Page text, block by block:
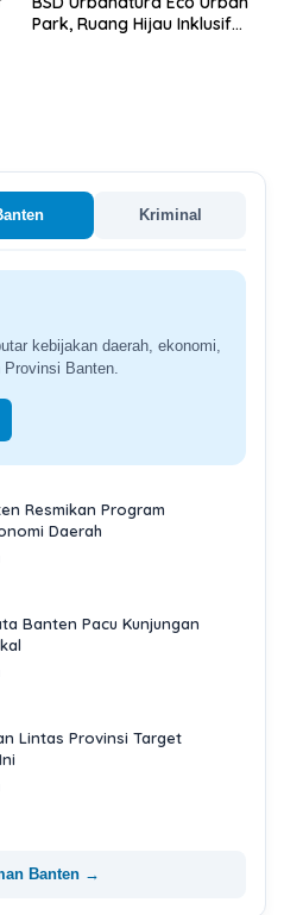
Park, Ruang Hijau Inklusif
Kriminal
kebijakan daerah, ekonomi,
Banten.
Resmikan Program
Daerah
Banten Pacu Kunjungan
Lintas Provinsi Target
Banten →